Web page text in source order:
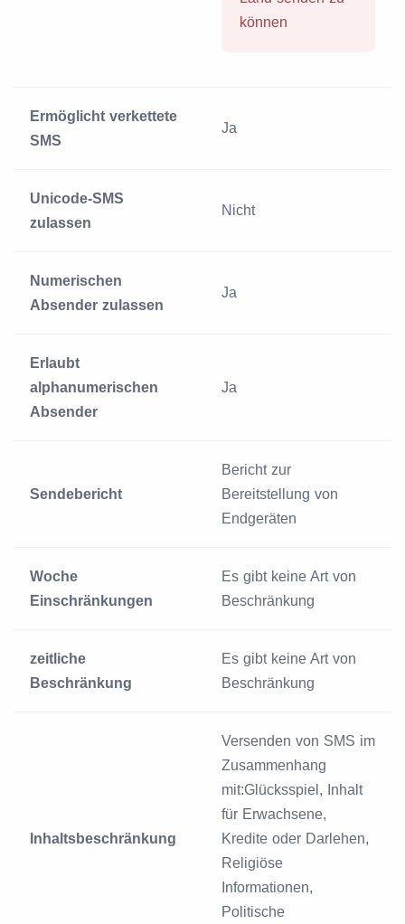
können
Ermöglicht verkettete
SMS
Ja
Unicode-SMS
zulassen
Nicht
Numerischen
Absender zulassen
Ja
Erlaubt
alphanumerischen
Absender
Ja
Sendebericht
Bericht zur
Bereitstellung von
Endgeräten
Woche
Einschränkungen
Es gibt keine Art von
Beschränkung
zeitliche
Beschränkung
Es gibt keine Art von
Beschränkung
Inhaltsbeschränkung
Versenden von SMS im
Zusammenhang
mit:Glücksspiel, Inhalt
für Erwachsene,
Kredite oder Darlehen,
Religiöse
Informationen,
Politische